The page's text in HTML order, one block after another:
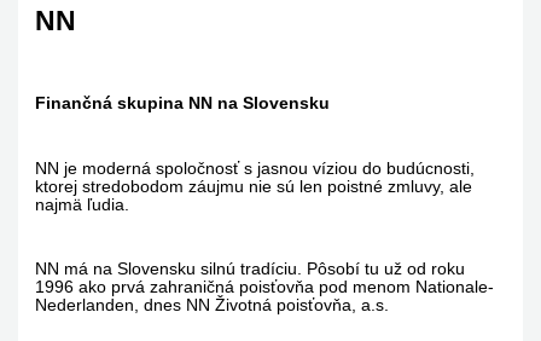
NN
Finančná skupina NN na Slovensku
NN je moderná spoločnosť s jasnou víziou do budúcnosti,
ktorej stredobodom záujmu nie sú len poistné zmluvy, ale
najmä ľudia.
NN má na Slovensku silnú tradíciu. Pôsobí tu už od roku
1996 ako prvá zahraničná poisťovňa pod menom Nationale-
Nederlanden, dnes NN Životná poisťovňa, a.s.